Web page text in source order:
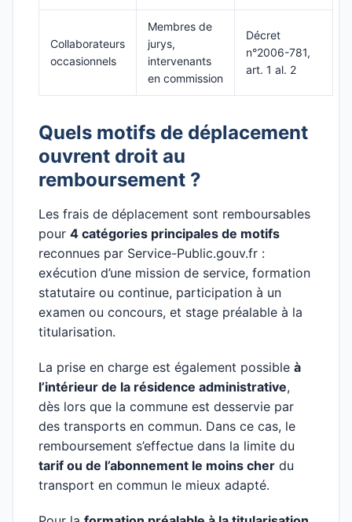
Collaborateurs
occasionnels
Membres de
jurys,
intervenants
en commission
Décret
n°2006-781,
art. 1 al. 2
Quels motifs de déplacement
ouvrent droit au
remboursement ?
Les frais de déplacement sont remboursables
pour 4 catégories principales de motifs
reconnues par Service-Public.gouv.fr :
exécution d’une mission de service, formation
statutaire ou continue, participation à un
examen ou concours, et stage préalable à la
titularisation.
La prise en charge est également possible à
l’intérieur de la résidence administrative,
dès lors que la commune est desservie par
des transports en commun. Dans ce cas, le
remboursement s’effectue dans la limite du
tarif ou de l’abonnement le moins cher du
transport en commun le mieux adapté.